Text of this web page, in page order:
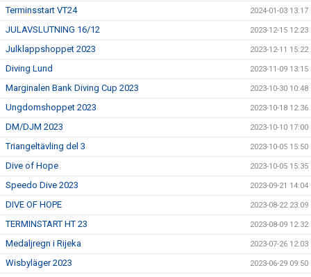
Terminsstart VT24 2024-01-03 13:17
JULAVSLUTNING 16/12 2023-12-15 12:23
Julklappshoppet 2023 2023-12-11 15:22
Diving Lund 2023-11-09 13:15
Marginalen Bank Diving Cup 2023 2023-10-30 10:48
Ungdomshoppet 2023 2023-10-18 12:36
DM/DJM 2023 2023-10-10 17:00
Triangeltävling del 3 2023-10-05 15:50
Dive of Hope 2023-10-05 15:35
Speedo Dive 2023 2023-09-21 14:04
DIVE OF HOPE 2023-08-22 23:09
TERMINSTART HT 23 2023-08-09 12:32
Medaljregn i Rijeka 2023-07-26 12:03
Wisbyläger 2023 2023-06-29 09:50